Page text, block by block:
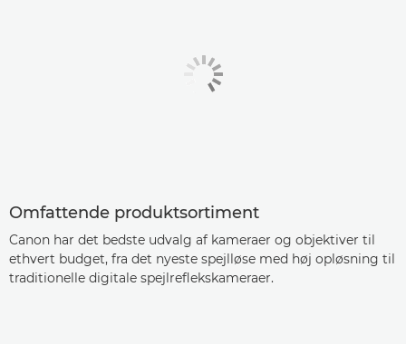
Omfattende produktsortiment
Canon har det bedste udvalg af kameraer og objektiver til
ethvert budget, fra det nyeste spejlløse med høj opløsning til
traditionelle digitale spejlreflekskameraer.